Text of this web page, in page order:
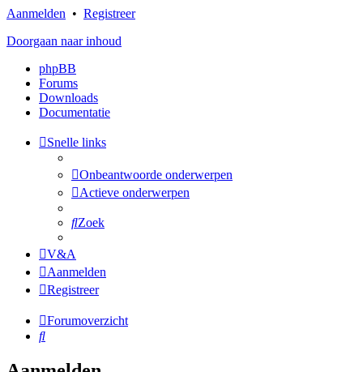
Aanmelden • Registreer
Doorgaan naar inhoud
phpBB
Forums
Downloads
Documentatie
Snelle links
Onbeantwoorde onderwerpen
Actieve onderwerpen
Zoek
V&A
Aanmelden
Registreer
Forumoverzicht
Zoek